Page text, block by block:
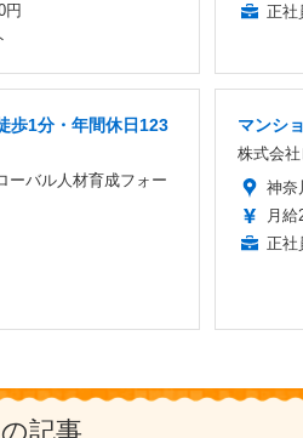
円
正社
歩1分・年間休日123
ーバル人材育成フォー
マンシ
株式会
神奈
月給
正社
記事